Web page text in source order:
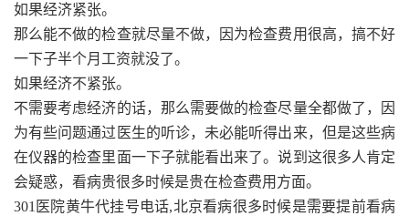
如果经济紧张。
那么能不做的检查就尽量不做，因为检查费用很高，搞不好
一下子半个月工资就没了。
如果经济不紧张。
不需要考虑经济的话，那么需要做的检查尽量全都做了，因
为有些问题通过医生的听诊，未必能听得出来，但是这些病
在仪器的检查里面一下子就能看出来了。说到这很多人肯定
会疑惑，看病贵很多时候是贵在检查费用方面。
301医院黄牛代挂号电话,北京看病很多时候是需要提前看病